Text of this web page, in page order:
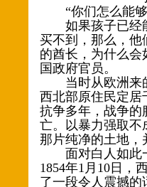
“你们怎么能够
如果孩子已经能
买不到，那么，他
的酋长，为什么
国政府官员。
当时从欧洲来的
西北部原住民定居
抗争多年，战争的
亡。以暴力强取不
那片纯净的土地
面对白人如此一
1854年1月10日，
了一段令人震撼